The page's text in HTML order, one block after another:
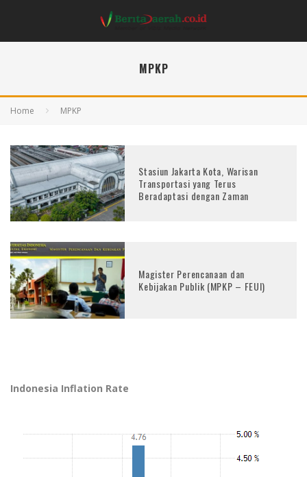
MPKP
Home MPKP
Stasiun Jakarta Kota, Warisan
Transportasi yang Terus
Beradaptasi dengan Zaman
Magister Perencanaan dan
Kebijakan Publik (MPKP – FEUI)
Indonesia Inflation Rate